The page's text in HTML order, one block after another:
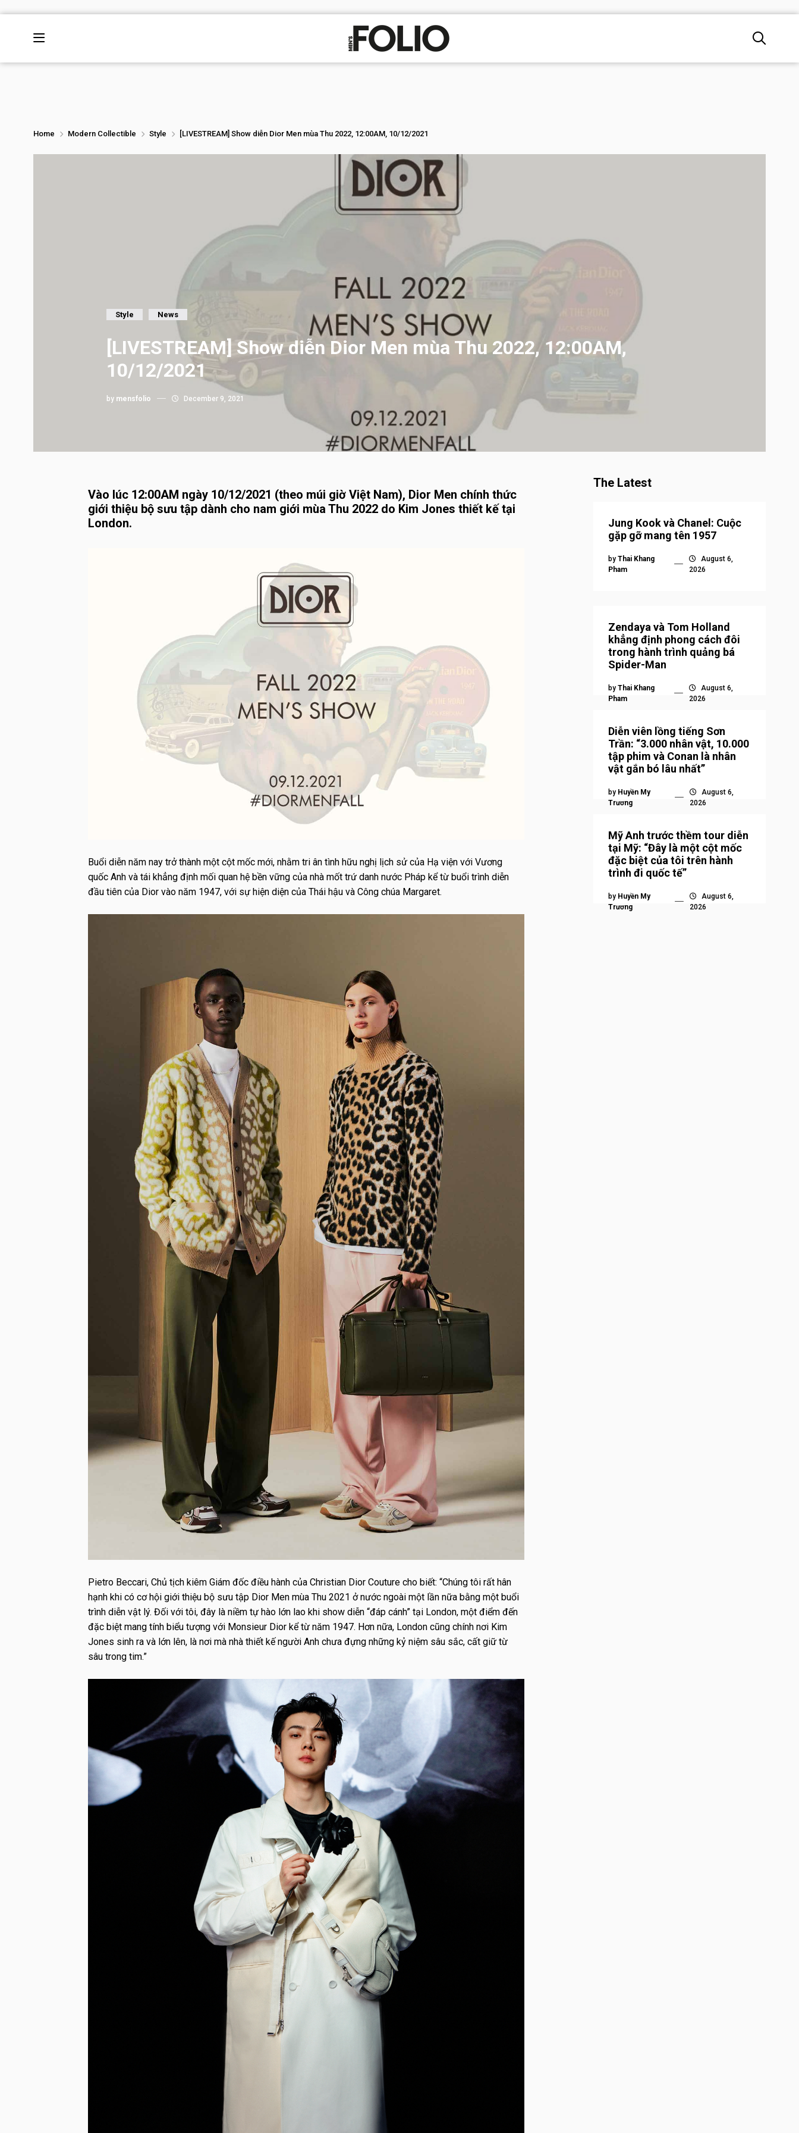
Home Modern Collectible Style [LIVESTREAM] Show diễn Dior Men mùa Thu 2022, 12:00AM, 10/12/2021
Style News
[LIVESTREAM] Show diễn Dior Men mùa Thu 2022, 12:00AM,
10/12/2021
by mensfolio December 9, 2021
Vào lúc 12:00AM ngày 10/12/2021 (theo múi giờ Việt Nam), Dior Men chính thức
giới thiệu bộ sưu tập dành cho nam giới mùa Thu 2022 do Kim Jones thiết kế tại
London.
Buổi diễn năm nay trở thành một cột mốc mới, nhằm tri ân tình hữu nghị lịch sử của Hạ viện với Vương
quốc Anh và tái khẳng định mối quan hệ bền vững của nhà mốt trứ danh nước Pháp kể từ buổi trình diễn
đầu tiên của Dior vào năm 1947, với sự hiện diện của Thái hậu và Công chúa Margaret.
Pietro Beccari, Chủ tịch kiêm Giám đốc điều hành của Christian Dior Couture cho biết: “Chúng tôi rất hân
hạnh khi có cơ hội giới thiệu bộ sưu tập Dior Men mùa Thu 2021 ở nước ngoài một lần nữa bằng một buổi
trình diễn vật lý. Đối với tôi, đây là niềm tự hào lớn lao khi show diễn “đáp cánh” tại London, một điểm đến
đặc biệt mang tính biểu tượng với Monsieur Dior kể từ năm 1947. Hơn nữa, London cũng chính nơi Kim
Jones sinh ra và lớn lên, là nơi mà nhà thiết kế người Anh chưa đựng những kỷ niệm sâu sắc, cất giữ từ
sâu trong tim.”
The Latest
Jung Kook và Chanel: Cuộc
gặp gỡ mang tên 1957
by Thai Khang
Pham
August 6,
2026
Zendaya và Tom Holland
khẳng định phong cách đôi
trong hành trình quảng bá
Spider-Man
by Thai Khang
Pham
August 6,
2026
Diễn viên lồng tiếng Sơn
Trần: “3.000 nhân vật, 10.000
tập phim và Conan là nhân
vật gắn bó lâu nhất”
by Huyền My
Trương
August 6,
2026
Mỹ Anh trước thềm tour diễn
tại Mỹ: “Đây là một cột mốc
đặc biệt của tôi trên hành
trình đi quốc tế”
by Huyền My
Trương
August 6,
2026